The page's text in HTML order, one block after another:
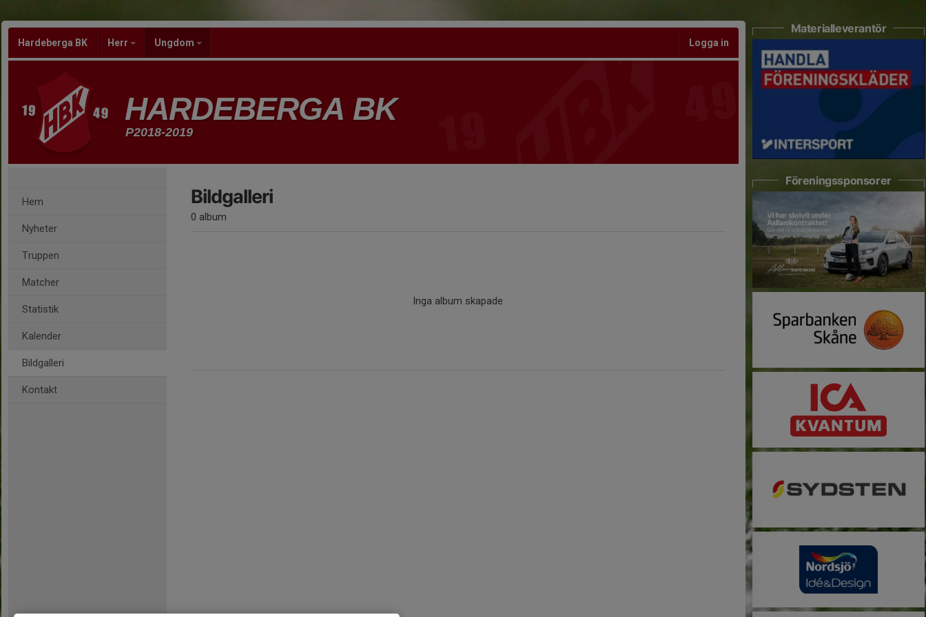
Hardeberga BK Herr Ungdom Logga in
HARDEBERGA BK
P2018-2019
Hem
Nyheter
Truppen
Matcher
Statistik
Kalender
Bildgalleri
Kontakt
Bildgalleri
0 album
Inga album skapade
Materialleverantör
Föreningssponsorer